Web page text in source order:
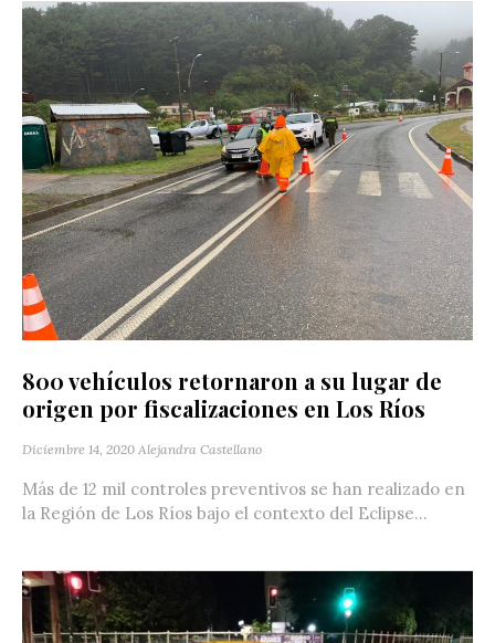
800 vehículos retornaron a su lugar de
origen por fiscalizaciones en Los Ríos
Diciembre 14, 2020 Alejandra Castellano
Más de 12 mil controles preventivos se han realizado en
la Región de Los Ríos bajo el contexto del Eclipse...